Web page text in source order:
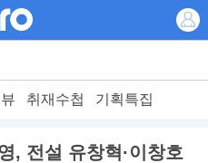
취재수첩 기획특집
, 전설 유창혁·이창호